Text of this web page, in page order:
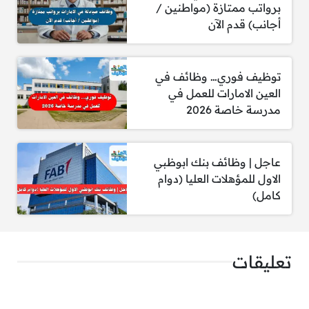
يقدم البنك حوافز ومكافآت مالية مغرية تشمل
الرواتب التنافسية، بالإضافة إلى المكافآت
السنوية والبدلات.
يولي بنك أبوظبي الأول أهمية كبيرة للتوازن بين
العمل والحياة الشخصية، حيث يوفر ساعات
عمل مرنة وسياسات تدعم راحة الموظفين.
رعاية صحية شاملة:
يوفر البنك برنامج تأمين صحي متكامل يشمل
الموظف وأسرته، مما يضمن لهم الرعاية الصحية
الممتازة.
التقدير والاعتراف بالإنجازات:
يعترف البنك بإنجازات موظفيه ويكافئهم على
مشاركة في المسؤولية المجتمعية:
برواتب ممتازة (مواطنين /
أجانب) قدم الآن
توظيف فوري… وظائف في
العين الامارات للعمل في
مدرسة خاصة 2026
عاجل | وظائف بنك ابوظبي
الاول للمؤهلات العليا (دوام
كامل)
تعليقات